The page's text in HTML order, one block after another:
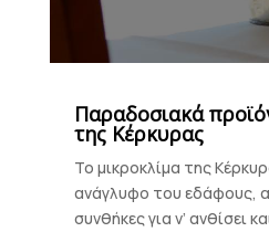
Παραδοσιακά
της Κέρκυρας
Το μικροκλίμα της
ανάγλυφο του εδάφους,
συνθήκες για ν’ ανθίσει